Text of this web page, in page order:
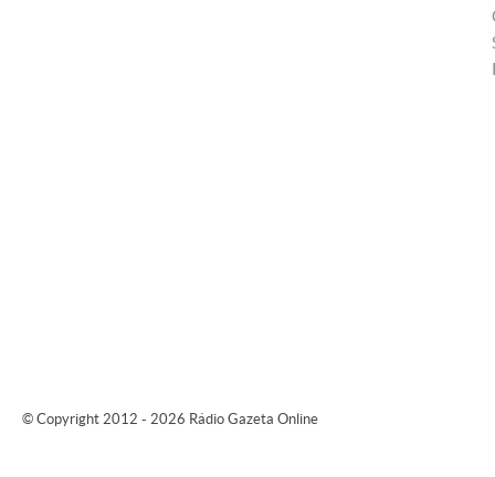
© Copyright 2012 - 2026 Rádio Gazeta Online